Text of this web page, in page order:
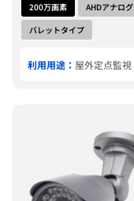
200万画素
AHDアナログ
バレットタイプ
利用用途： 屋外定点監視